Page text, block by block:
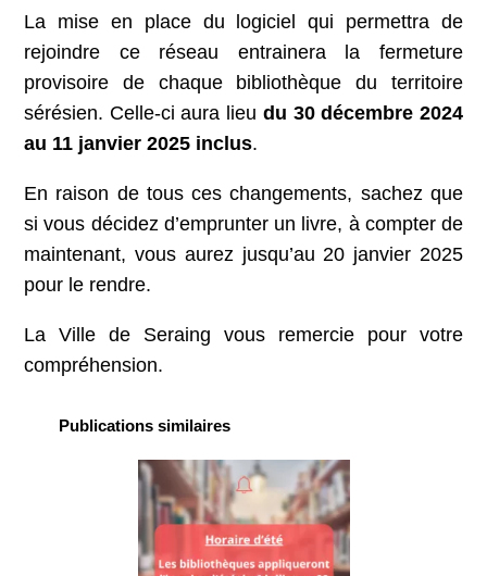
La mise en place du logiciel qui permettra de
rejoindre ce réseau entrainera la fermeture
provisoire de chaque bibliothèque du territoire
sérésien. Celle-ci aura lieu du 30 décembre 2024
au 11 janvier 2025 inclus.
En raison de tous ces changements, sachez que
si vous décidez d’emprunter un livre, à compter de
maintenant, vous aurez jusqu’au 20 janvier 2025
pour le rendre.
La Ville de Seraing vous remercie pour votre
compréhension.
Publications similaires